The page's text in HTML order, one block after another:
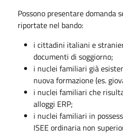
Possono presentare domanda
riportate nel bando:
i cittadini italiani e
documenti di soggiorno;
i nuclei familiari già
nuova formazione (es.
i nuclei familiari che
alloggi ERP;
i nuclei familiari in
ISEE ordinaria non